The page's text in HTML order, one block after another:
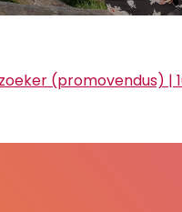
(promovendus) |